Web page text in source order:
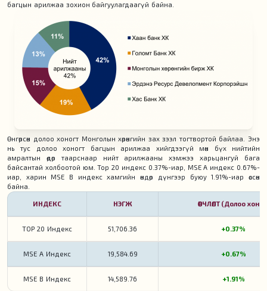
багцын арилжаа зохион байгуулагдаагүй байна.
Өнгөрсөн долоо хоногт Монголын хөрөнгийн зах зээл тогтвортой байлаа. Энэ
нь тус долоо хоногт багцын арилжаа хийгдээгүй мөн бүх нийтийн
амралтын өдөр таарснаар нийт арилжааны хэмжээ харьцангуй бага
байсантай холбоотой юм. Top 20 индекс 0.37%-иар, MSE A индекс 0.67%-
иар, харин MSE B индекс хамгийн өндөр дүнгээр буюу 1.91%-иар өссөн
байна.
ИНДЕКС НЭГЖ ӨӨРЧЛӨЛТ (Долоо
TOP 20 Индекс 51,706.36 +0.37%
MSE A Индекс 19,584.69 +0.67%
MSE B Индекс 14,589.76 +1.91%